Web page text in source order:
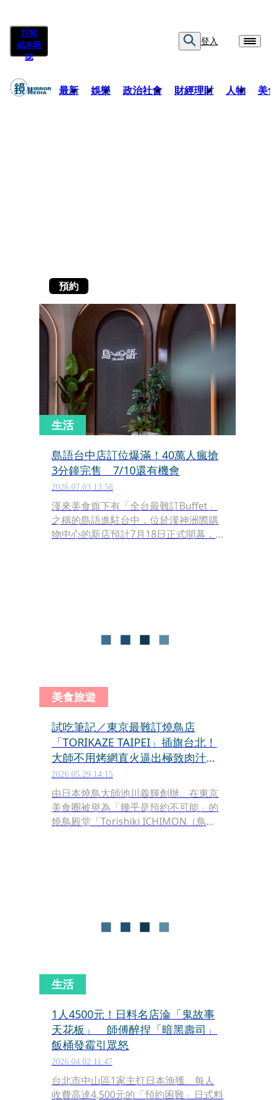
訂閱
紙本雜
誌
登入
最新 娛樂 政治社會 財經理財 人物 美
預約
生活
島語台中店訂位爆滿！40萬人瘋搶
3分鐘完售 7/10還有機會
2026.07.03 13:58
漢來美食旗下有「全台最難訂Buffet」
之稱的島語進駐台中，位於漢神洲際購
物中心的新店預計7月18日正式開幕，
美食旅遊
試吃筆記／東京最難訂燒鳥店
「TORIKAZE TAIPEI」插旗台北！
大師不用烤網直火逼出極致肉汁
從雞腿到七里香都驚豔
2026.05.29 14:15
由日本燒鳥大師池川義輝創辦、在東京
美食圈被譽為「幾乎是預約不可能」的
燒鳥殿堂「Torishiki ICHIMON（鳥し
看似平凡的雞肉昇華為極致美味的板前
生活
1人4500元！日料名店淪「鬼故事
天花板」 師傅醉捏「暗黑壽司」
飯桶發霉引眾怒
2026.04.02 11:47
台北市中山區1家主打日本漁獲、每人
收費高達4,500元的「預約困難」日式料